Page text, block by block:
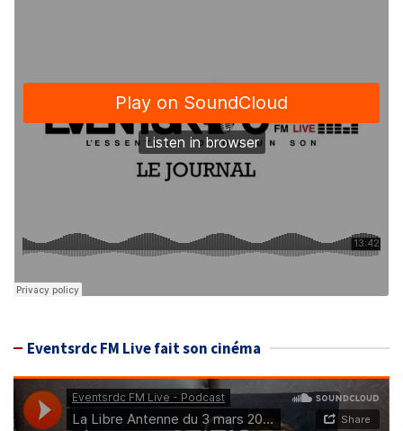
Eventsrdc FM Live fait son cinéma